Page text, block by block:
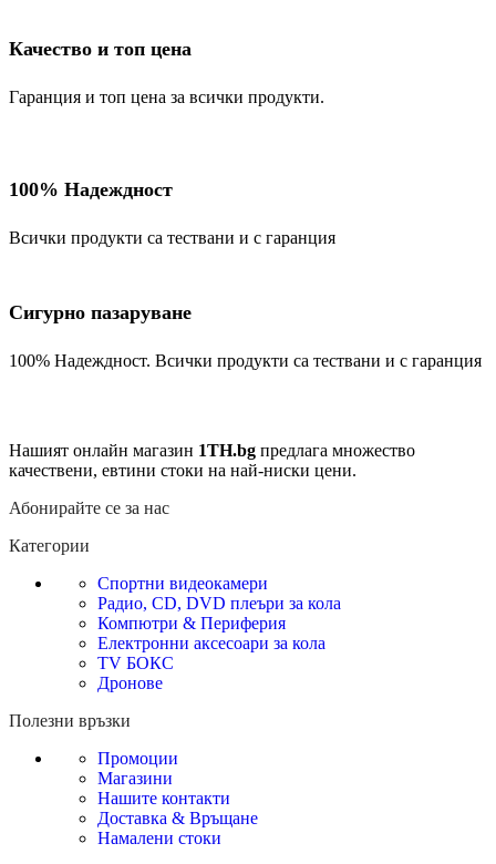
Качество и топ цена
Гаранция и топ цена за всички продукти.
100% Надеждност
Всички продукти са тествани и с гаранция
Сигурно пазаруване
100% Надеждност. Всички продукти са тествани и с гаранция
Нашият онлайн магазин 1TH.bg предлага множество
качествени, евтини стоки на най-ниски цени.
Абонирайте се за нас
Категории
Спортни видеокамери
Радио, CD, DVD плеъри за кола
Компютри & Периферия
Електронни аксесоари за кола
TV БОКС
Дронове
Полезни връзки
Промоции
Магазини
Нашите контакти
Доставка & Връщане
Намалени стоки